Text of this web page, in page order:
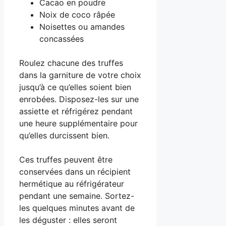
Cacao en poudre
Noix de coco râpée
Noisettes ou amandes
concassées
Roulez chacune des truffes
dans la garniture de votre choix
jusqu’à ce qu’elles soient bien
enrobées. Disposez-les sur une
assiette et réfrigérez pendant
une heure supplémentaire pour
qu’elles durcissent bien.
Ces truffes peuvent être
conservées dans un récipient
hermétique au réfrigérateur
pendant une semaine. Sortez-
les quelques minutes avant de
les déguster : elles seront